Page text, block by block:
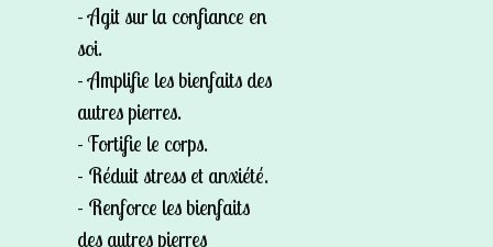
- Agit sur la confiance en
soi.
- Amplifie les bienfaits des
autres pierres.
- Fortifie le corps.
- Réduit stress et anxiété.
- Renforce les bienfaits
des autres pierres